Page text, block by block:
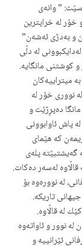
” وانەی
خۆر لە خراپترین
و بەدژی ئەشەن”
لەدایكبوونی لە دڵی
كوشتنی مانگایە.
میتراییەكان
250) كە بەدوور لە نووری خۆر لە
دەپڕژێت و
پاش ئاوابوونی
كە هێمای
1381: 135). كەسێك كە گەیشتبێتە پلەی
لەسەر دەكات.
لە نوورەوە بۆ
تاریكە.
لە قاڵاوە.
لە نوور و ئاواتەوە
ئێرانییە و